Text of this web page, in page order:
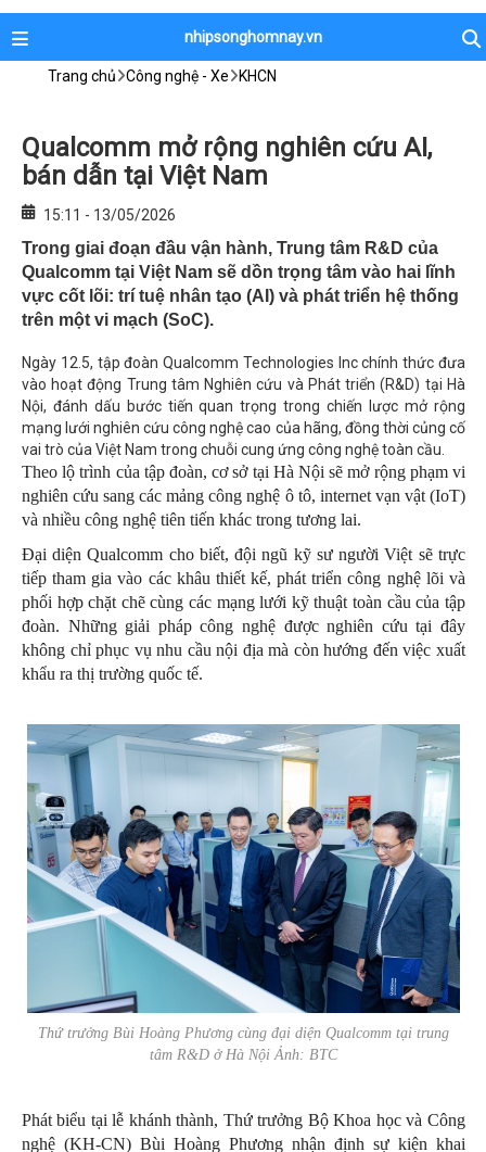
nhipsonghomnay.vn
Trang chủ Công nghệ - Xe KHCN
Qualcomm mở rộng nghiên cứu AI,
bán dẫn tại Việt Nam
15:11 - 13/05/2026
Trong giai đoạn đầu vận hành, Trung tâm R&D của
Qualcomm tại Việt Nam sẽ dồn trọng tâm vào hai lĩnh
vực cốt lõi: trí tuệ nhân tạo (AI) và phát triển hệ thống
trên một vi mạch (SoC).
Ngày 12.5, tập đoàn Qualcomm Technologies Inc chính thức đưa
vào hoạt động Trung tâm Nghiên cứu và Phát triển (R&D) tại Hà
Nội, đánh dấu bước tiến quan trọng trong chiến lược mở rộng
mạng lưới nghiên cứu công nghệ cao của hãng, đồng thời củng cố
vai trò của Việt Nam trong chuỗi cung ứng công nghệ toàn cầu.
Theo lộ trình của tập đoàn, cơ sở tại Hà Nội sẽ mở rộng phạm vi
nghiên cứu sang các mảng công nghệ ô tô, internet vạn vật (IoT)
và nhiều công nghệ tiên tiến khác trong tương lai.
Đại diện Qualcomm cho biết, đội ngũ kỹ sư người Việt sẽ trực
tiếp tham gia vào các khâu thiết kế, phát triển công nghệ lõi và
phối hợp chặt chẽ cùng các mạng lưới kỹ thuật toàn cầu của tập
đoàn. Những giải pháp công nghệ được nghiên cứu tại đây
không chỉ phục vụ nhu cầu nội địa mà còn hướng đến việc xuất
khẩu ra thị trường quốc tế.
Thứ trưởng Bùi Hoàng Phương cùng đại diện Qualcomm tại trung
tâm R&D ở Hà Nội Ảnh: BTC
Phát biểu tại lễ khánh thành, Thứ trưởng Bộ Khoa học và Công
nghệ (KH-CN) Bùi Hoàng Phương nhận định sự kiện khai